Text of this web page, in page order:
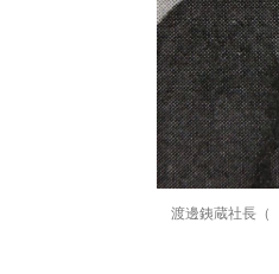
渡邊銕蔵社長（